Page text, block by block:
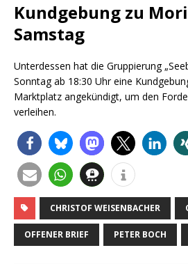
Kundgebung zu
Samstag
Unterdessen hat die Gruppierung
Sonntag ab 18:30 Uhr eine
Marktplatz angekündigt, um den
verleihen.
CHRISTOF WEISENBACHER
OFFENER BRIEF PETER BOCH